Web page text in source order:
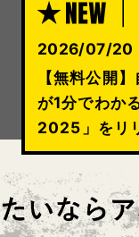
2026/07/20
【無料公開
が1分でわか
2025」をリ